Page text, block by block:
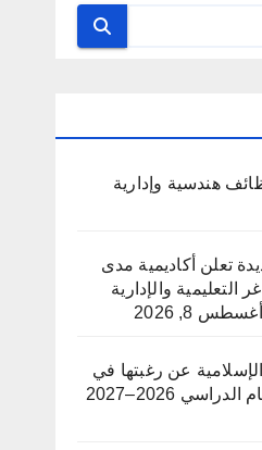
هندسية وإدارية
تعلن أكاديمية مدى
والإدارية
أغسطس 8, 2026
عن رغبتها في
2026–2027